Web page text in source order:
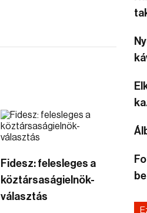
Fidesz: felesleges a
köztársaságielnök-
választás